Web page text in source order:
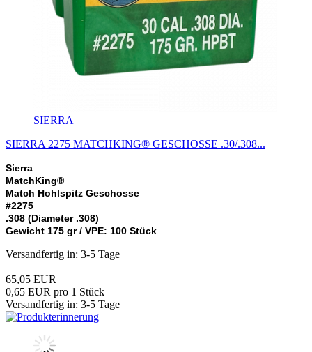
SIERRA
SIERRA 2275 MATCHKING® GESCHOSSE .30/.308...
Sierra
MatchKing®
Match Hohlspitz Geschosse
#2275
.308 (Diameter .308)
Gewicht 175 gr / VPE: 100 Stück
Versandfertig in: 3-5 Tage
65,05 EUR
0,65 EUR pro 1 Stück
Versandfertig in: 3-5 Tage